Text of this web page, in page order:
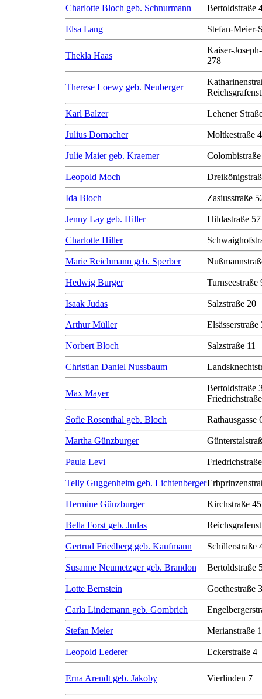
Charlotte Bloch geb. Schnurmann Bertoldstraße
Elsa Lang Stefan-Meier-
Thekla Haas
Kaiser-
278
Therese Loewy geb. Neuberger
Karl Balzer Lehener
Julius Dornacher Moltkestraße
Julie Maier geb. Kraemer
Leopold Moch
Ida Bloch Zasiusstraße
Jenny Lay geb. Hiller Hildastraße 57
Charlotte Hiller
Marie Reichmann geb. Sperber
Hedwig Burger Turnseestraße
Isaak Judas Salzstraße 20
Arthur Müller Elsässerstraße
Norbert Bloch Salzstraße 11
Christian Daniel Nussbaum
Max Mayer
Bertoldstraße
Sofie Rosenthal geb. Bloch Rathausgasse
Martha Günzburger
Paula Levi
Telly Guggenheim geb. Lichtenberger
Hermine Günzburger Kirchstraße 45
Bella Forst geb. Judas
Gertrud Friedberg geb. Kaufmann Schillerstraße
Susanne Neumetzger geb. Brandon Bertoldstraße
Lotte Bernstein Goethestraße 3
Carla Lindemann geb. Gombrich
Stefan Meier Merianstraße
Leopold Lederer Eckerstraße 4
Erna Arendt geb. Jakoby Vierlinden 7